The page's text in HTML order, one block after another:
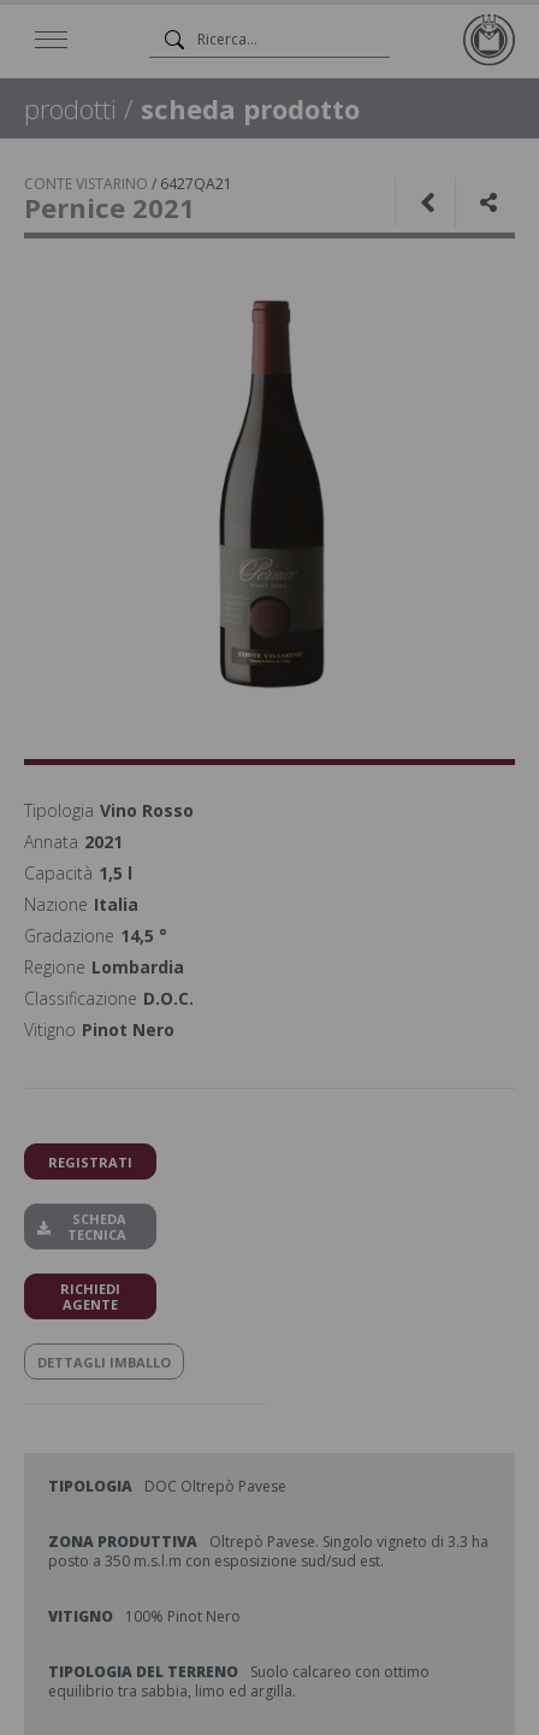
prodotti / scheda prodotto
CONTE VISTARINO / 6427QA21
Pernice 2021
Tipologia Vino Rosso
Annata 2021
Capacità 1,5 l
Nazione Italia
Gradazione 14,5 °
Regione Lombardia
Classificazione D.O.C.
Vitigno Pinot Nero
REGISTRATI
SCHEDA
TECNICA
RICHIEDI
AGENTE
DETTAGLI IMBALLO
TIPOLOGIA DOC Oltrepò Pavese
ZONA PRODUTTIVA
Oltrepò Pavese. Singolo vigneto di 3.3 ha
posto a 350 m.s.l.m con esposizione sud/sud est.
VITIGNO 100% Pinot Nero
TIPOLOGIA DEL TERRENO
Suolo calcareo con ottimo
equilibrio tra sabbia, limo ed argilla.